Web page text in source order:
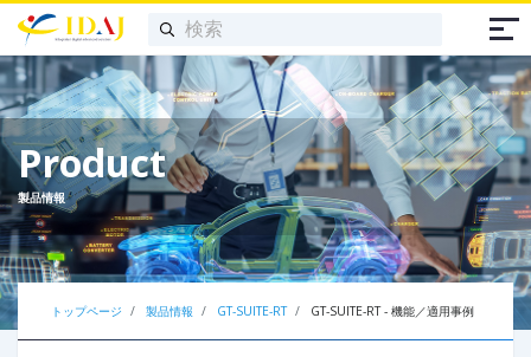
Product
製品情報
トップページ 製品情報 GT-SUITE-RT GT-SUITE-RT - 機能／適用事例